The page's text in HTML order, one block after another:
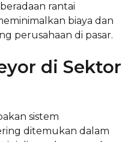
rantai
biaya dan
perusahaan di pasar.
di Sektor
sistem
ditemukan dalam